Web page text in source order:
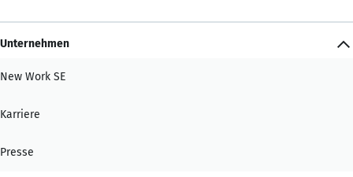
Unternehmen
New Work SE
Karriere
Presse